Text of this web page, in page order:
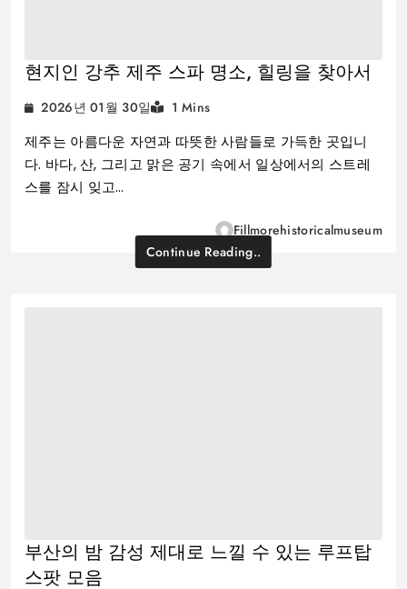
현지인 강추 제주 스파 명소, 힐링을 찾아서
2026년 01월 30일 1 Mins
제주는 아름다운 자연과 따뜻한 사람들로 가득한 곳입니
다. 바다, 산, 그리고 맑은 공기 속에서 일상에서의 스트레
스를 잠시 잊고…
Fillmorehistoricalmuseum
Continue Reading..
부산의 밤 감성 제대로 느낄 수 있는 루프탑
스팟 모음